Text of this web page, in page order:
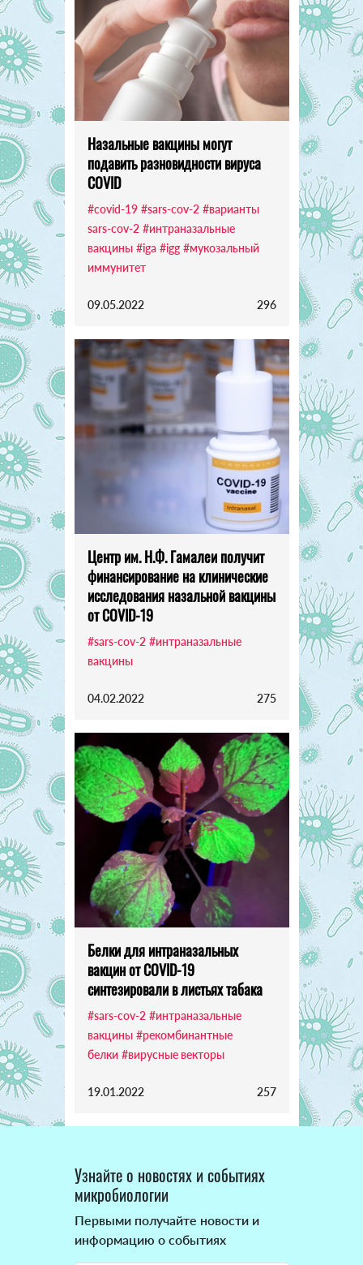
Назальные вакцины могут
подавить разновидности вируса
COVID
#covid-19 #sars-cov-2 #варианты
sars-cov-2 #интраназальные
вакцины #iga #igg #мукозальный
иммунитет
09.05.2022 296
Центр им. Н.Ф. Гамалеи получит
финансирование на клинические
исследования назальной вакцины
от COVID-19
#sars-cov-2 #интраназальные
вакцины
04.02.2022 275
Белки для интраназальных
вакцин от COVID-19
синтезировали в листьях табака
#sars-cov-2 #интраназальные
вакцины #рекомбинантные
белки #вирусные векторы
19.01.2022 257
Узнайте о новостях и событиях
микробиологии
Первыми получайте новости и
информацию о событиях